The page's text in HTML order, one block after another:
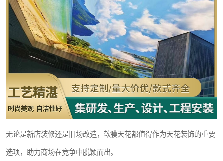
无论是新店装修还是旧场改造，软膜天花都值得作为天花装饰的重要
选项，助力商场在竞争中脱颖而出。